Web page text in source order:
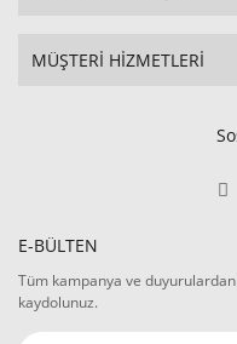
MÜŞTERİ HİZMETLERİ
E-BÜLTEN
Tüm kampanya ve
kaydolunuz.